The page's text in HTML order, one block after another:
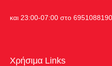
και 23:00-07:00 στο 6951088190
Χρήσιμα Links